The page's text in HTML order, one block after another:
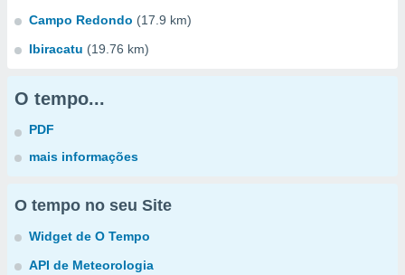
Campo Redondo (17.9 km)
Ibiracatu (19.76 km)
O tempo...
PDF
mais informações
O tempo no seu Site
Widget de O Tempo
API de Meteorologia